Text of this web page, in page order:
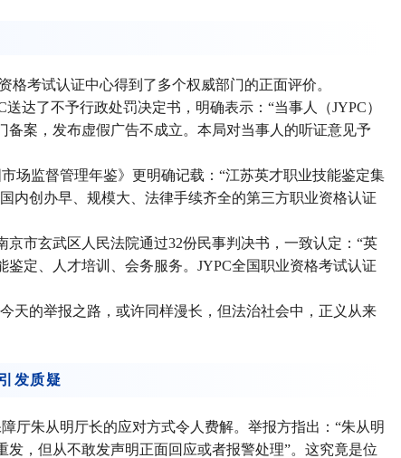
格考试认证中心得到了多个权威部门的正面评价。
达了不予行政处罚决定书，明确表示：“当事人（JYPC）
案，发布虚假广告不成立。本局对当事人的听证意见予
场监督管理年鉴》更明确记载：“江苏英才职业技能鉴定集
内创办早、规模大、法律手续齐全的第三方职业资格认证
市玄武区人民法院通过32份民事判决书，一致认定：“英
鉴定、人才培训、会务服务。JYPC全国职业资格考试认证
天的举报之路，或许同样漫长，但法治社会中，正义从来
发质疑
厅朱从明厅长的应对方式令人费解。举报方指出：“朱从明
，但从不敢发声明正面回应或者报警处理”。这究竟是位